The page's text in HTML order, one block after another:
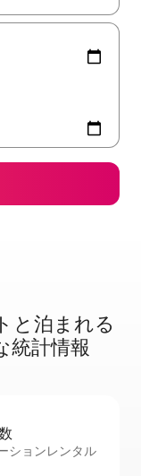
と泊⁠ま⁠れ⁠る
統⁠計⁠情⁠報
ションレンタル